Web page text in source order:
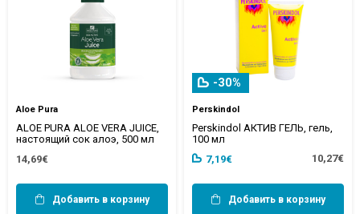
Aloe Pura
ALOE PURA ALOE VERA JUICE,
настоящий сок алоэ, 500 мл
14,69€
Добавить в корзину
-30%
Perskindol
Perskindol АКТИВ ГЕЛЬ, гель,
100 мл
7,19€
10,27€
Добавить в корзину